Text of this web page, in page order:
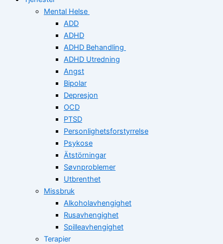
Mental Helse
ADD
ADHD
ADHD Behandling
ADHD Utredning
Angst
Bipolar
Depresjon
OCD
PTSD
Personlighetsforstyrrelse
Psykose
Ätstörningar
Søvnproblemer
Utbrenthet
Missbruk
Alkoholavhengighet
Rusavhengighet
Spilleavhengighet
Terapier